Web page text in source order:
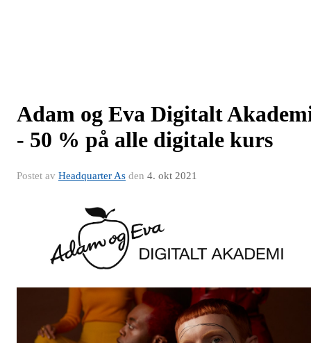
Adam og Eva Digitalt
- 50 % på alle digitale kurs
Postet av Headquarter As den 4. okt 2021